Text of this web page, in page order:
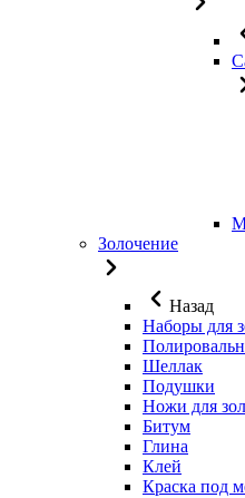
Золочение
Назад
Наборы для
Шеллак
Подушки
Ножи для
Битум
Глина
Клей
Краска под